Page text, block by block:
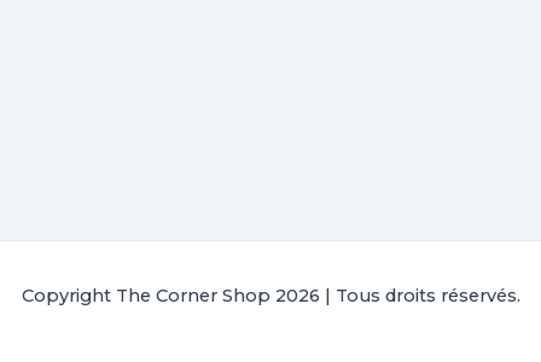
Copyright The Corner Shop 2026 | Tous droits réservés.